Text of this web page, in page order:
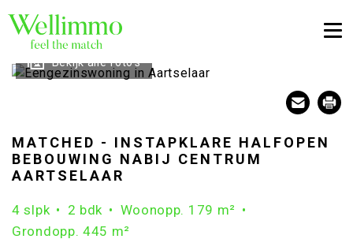
Bekijk alle foto's
MATCHED - INSTAPKLARE HALFOPEN
BEBOUWING NABIJ CENTRUM
AARTSELAAR
4 slpk 2 bdk
Woonopp. 179 m²
Grondopp. 445 m²